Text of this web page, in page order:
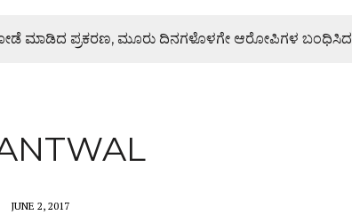
ಮಾಡಿದ ಪ್ರಕರಣ, ಮೂರು ದಿನಗಳೊಳಗೇ ಆರೋಪಿಗಳ ಬಂಧಿಸಿದ
ನಾಯ್ಕ್ ಸಾಂತ್ವನ
JUNE 2, 2017